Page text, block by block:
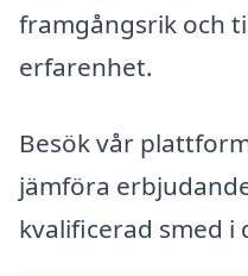
framgångsrik och
erfarenhet.
Besök vår
jämföra
kvalificerad smed